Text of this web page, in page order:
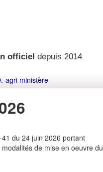
officiel depuis 2014
agri ministère
du 24 juin 2026 portant
de mise en oeuvre du